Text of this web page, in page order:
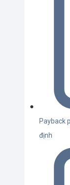
Payback
định